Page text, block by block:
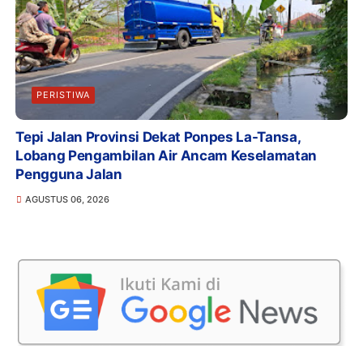
PERISTIWA
Tepi Jalan Provinsi Dekat Ponpes La-Tansa,
Lobang Pengambilan Air Ancam Keselamatan
Pengguna Jalan
AGUSTUS 06, 2026